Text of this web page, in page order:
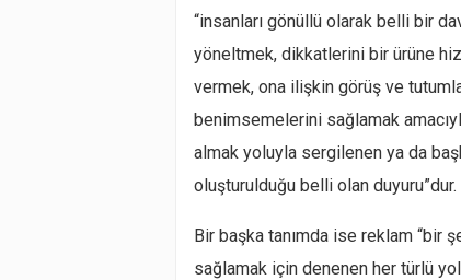
“insanları gönüllü olarak belli bir
yöneltmek, dikkatlerini bir ürüne
vermek, ona ilişkin görüş ve
benimsemelerini sağlamak
almak yoluyla sergilenen ya da
oluşturulduğu belli olan duyuru”dur.
Bir başka tanımda ise reklam “bir
sağlamak için denenen her türlü